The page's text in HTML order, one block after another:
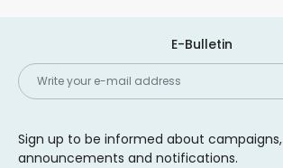
E-Bulletin
Sign up to be informed about campaigns,
announcements and notifications.